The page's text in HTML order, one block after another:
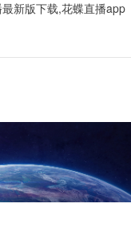
新版下载,花蝶直播app